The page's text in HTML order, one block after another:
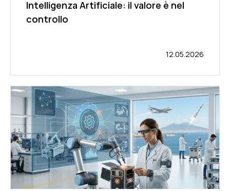
Intelligenza Artificiale: il valore è nel
controllo
12.05.2026